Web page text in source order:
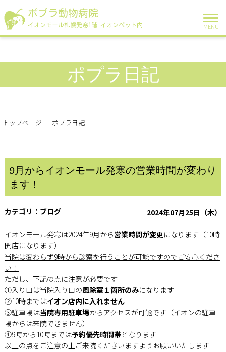
ポプラ動物病院
イオンモール札幌発寒1階 イオンペット内 MENU
ポプラ日記
トップページ ポプラ日記
9月からイオンモール発寒の営業時間が変わり
ます！
ブログ 2024年07月25日（木）
イオンモール発寒は2024年9月から営業時間が変更になります（10時
開店になります）
当院は変わらず9時から診察を行うことが可能ですのでご安心くださ
い！
ただし、下記の点に注意が必要です
①入り口は当院入り口の風除室１箇所のみになります
②10時まではイオン店内に入れません
③駐車場は当院専用駐車場からアクセスが可能です（イオンの駐車
場からは来院できません）
④9時から10時までは予約優先時間帯となります
以上の点をご注意の上ご来院くださいますようお願いいたします